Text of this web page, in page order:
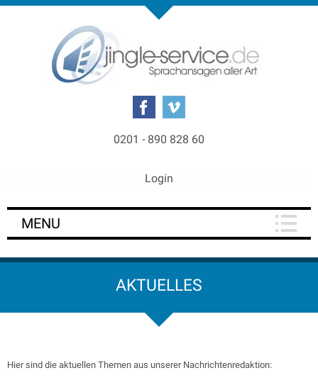
0201 - 890 828 60
Login
MENU
AKTUELLES
Hier sind die aktuellen Themen aus unserer Nachrichtenredaktion: